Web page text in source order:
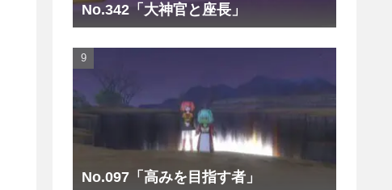
No.342「大神官と座長」
No.097「高みを目指す者」